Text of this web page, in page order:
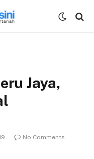
Jaya,
No Comments